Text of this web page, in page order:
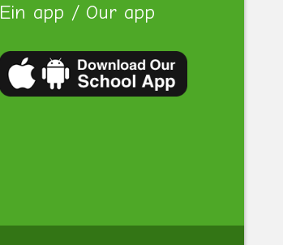
Ein app / Our app